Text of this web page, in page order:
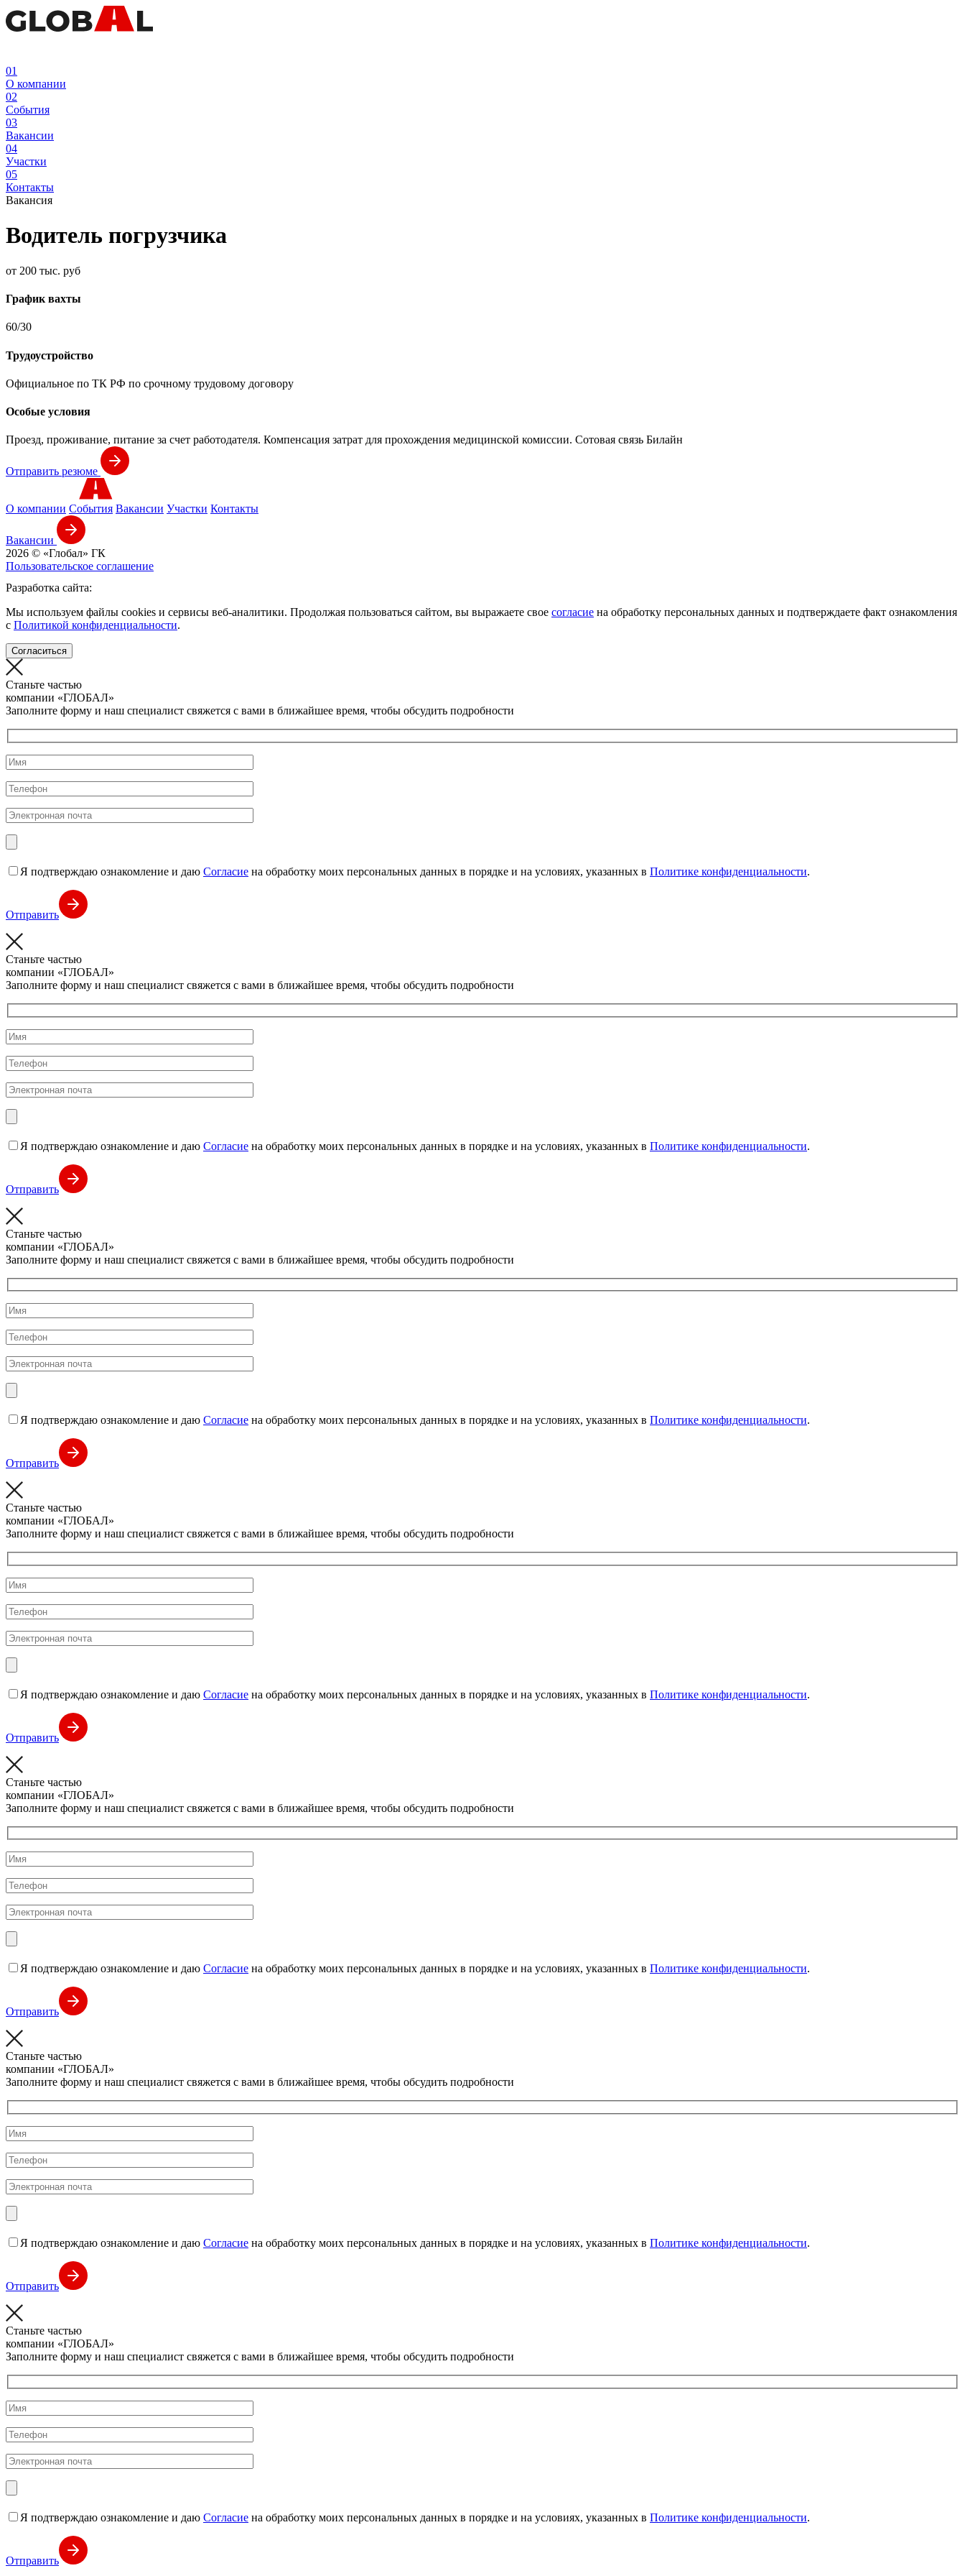
01
О компании
02
События
03
Вакансии
04
Участки
05
Контакты
Вакансия
Водитель погрузчика
от 200 тыс. руб
График вахты
60/30
Трудоустройство
Официальное по ТК РФ по срочному трудовому договору
Особые условия
Проезд, проживание, питание за счет работодателя. Компенсация затрат для прохождения медицинской комиссии. Сотовая связь Билайн
Отправить резюме
О компании События Вакансии Участки Контакты
Вакансии
2026 © «Глобал» ГК
Пользовательское соглашение
Разработка сайта:
Мы используем файлы cookies и сервисы веб-аналитики. Продолжая пользоваться сайтом, вы выражаете свое согласие на обработку персональных данных и подтверждаете факт ознакомления
с Политикой конфиденциальности.
Согласиться
Станьте частью
компании «ГЛОБАЛ»
Заполните форму и наш специалист свяжется с вами в ближайшее время, чтобы обсудить подробности
Я подтверждаю ознакомление и даю Согласие на обработку моих персональных данных в порядке и на условиях, указанных в Политике конфиденциальности.
Отправить
Станьте частью
компании «ГЛОБАЛ»
Заполните форму и наш специалист свяжется с вами в ближайшее время, чтобы обсудить подробности
Я подтверждаю ознакомление и даю Согласие на обработку моих персональных данных в порядке и на условиях, указанных в Политике конфиденциальности.
Отправить
Станьте частью
компании «ГЛОБАЛ»
Заполните форму и наш специалист свяжется с вами в ближайшее время, чтобы обсудить подробности
Я подтверждаю ознакомление и даю Согласие на обработку моих персональных данных в порядке и на условиях, указанных в Политике конфиденциальности.
Отправить
Станьте частью
компании «ГЛОБАЛ»
Заполните форму и наш специалист свяжется с вами в ближайшее время, чтобы обсудить подробности
Я подтверждаю ознакомление и даю Согласие на обработку моих персональных данных в порядке и на условиях, указанных в Политике конфиденциальности.
Отправить
Станьте частью
компании «ГЛОБАЛ»
Заполните форму и наш специалист свяжется с вами в ближайшее время, чтобы обсудить подробности
Я подтверждаю ознакомление и даю Согласие на обработку моих персональных данных в порядке и на условиях, указанных в Политике конфиденциальности.
Отправить
Станьте частью
компании «ГЛОБАЛ»
Заполните форму и наш специалист свяжется с вами в ближайшее время, чтобы обсудить подробности
Я подтверждаю ознакомление и даю Согласие на обработку моих персональных данных в порядке и на условиях, указанных в Политике конфиденциальности.
Отправить
Станьте частью
компании «ГЛОБАЛ»
Заполните форму и наш специалист свяжется с вами в ближайшее время, чтобы обсудить подробности
Я подтверждаю ознакомление и даю Согласие на обработку моих персональных данных в порядке и на условиях, указанных в Политике конфиденциальности.
Отправить